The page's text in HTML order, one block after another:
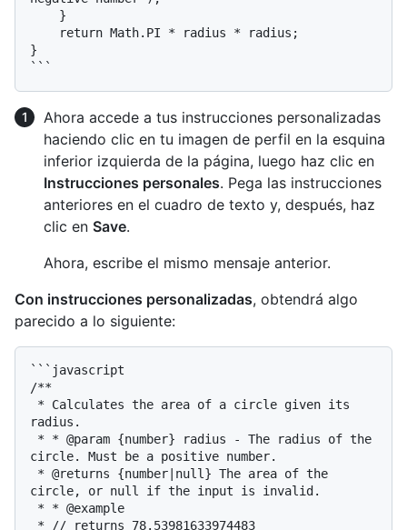
}
Ahora accede a tus instrucciones personalizadas
haciendo clic en tu imagen de perfil en la esquina
inferior izquierda de la página, luego haz clic en
Instrucciones personales. Pega las instrucciones
anteriores en el cuadro de texto y, después, haz
clic en Save.
Ahora, escribe el mismo mensaje anterior.
Con instrucciones personalizadas, obtendrá algo
parecido a lo siguiente:
```javascript
/**
radius.
circle. Must be a positive number.
circle, or null if the input is invalid.